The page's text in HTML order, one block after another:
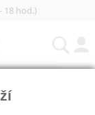
18 hod.)